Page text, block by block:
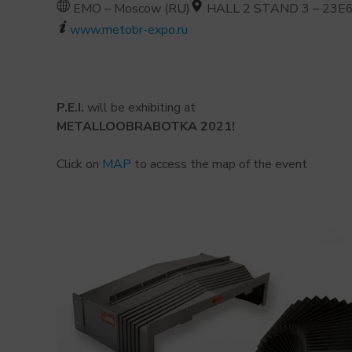
EMO – Moscow (RU)
HALL 2 STAND 3 –
www.metobr-expo.ru
P.E.I. will be exhibiting at
METALLOOBRABOTKA 2021!
Click on MAP to access the map of the event